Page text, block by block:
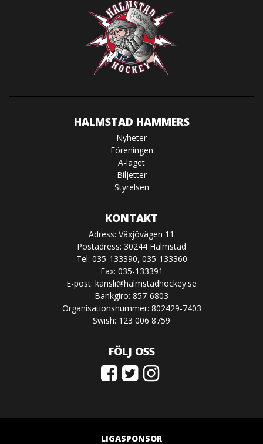
HALMSTAD HAMMERS
Nyheter
Föreningen
A-laget
Biljetter
Styrelsen
KONTAKT
Adress: Växjövägen 11
Postadress: 30244 Halmstad
Tel: 035-133390, 035-133360
Fax: 035-133391
E-post: kansli@halmstadhockey.se
Bankgiro: 857-6803
Organisationsnummer: 802429-7403
Swish: 123 006 8759
FÖLJ OSS
LIGASPONSOR